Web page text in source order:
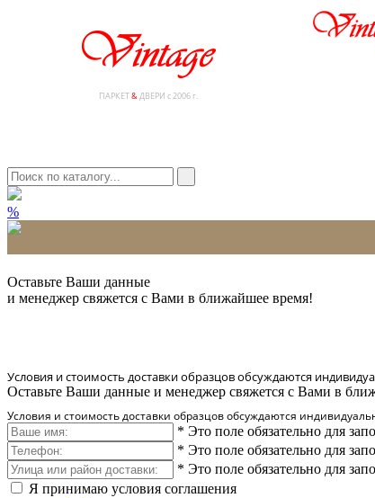
ПАРКЕТ&ДВЕРИ с 2006 г.
%
Оставьте Ваши данные
и менеджер свяжется с Вами в ближайшее время!
Условия и стоимость доставки образцов обсуждаются
Оставьте Ваши данные и менеджер свяжется с Вами в
Условия и стоимость доставки образцов обсуждаются
* Это поле обязательно для
* Это поле обязательно для
* Это поле обязательно для
Я принимаю условия соглашения